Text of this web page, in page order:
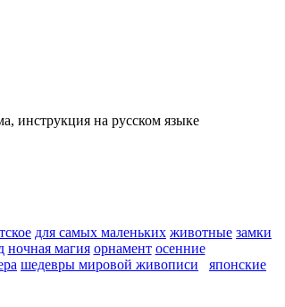
инструкция на русском языке
для самых маленьких животные замки
ночная магия орнамент осенние
шедевры мировой живописи
японские